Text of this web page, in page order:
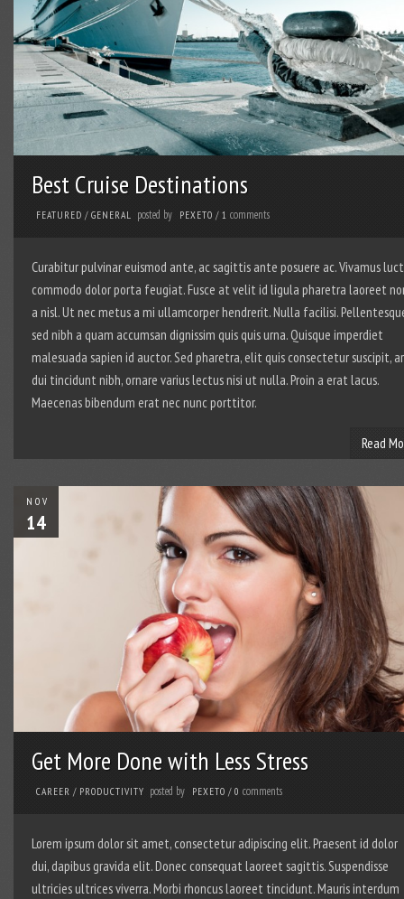
Best Cruise Destinations
FEATURED / GENERAL posted by PEXETO / 1 comments
Curabitur pulvinar euismod ante, ac sagittis ante posuere ac. Vivamus
commodo dolor porta feugiat. Fusce at velit id ligula pharetra laoreet
a nisl. Ut nec metus a mi ullamcorper hendrerit. Nulla facilisi.
sed nibh a quam accumsan dignissim quis quis urna. Quisque imperdiet
malesuada sapien id auctor. Sed pharetra, elit quis consectetur suscipit,
dui tincidunt nibh, ornare varius lectus nisi ut nulla. Proin a erat lacus.
Maecenas bibendum erat nec nunc porttitor.
Read
NOV
14
Get More Done with Less Stress
CAREER / PRODUCTIVITY posted by PEXETO / 0 comments
Lorem ipsum dolor sit amet, consectetur adipiscing elit. Praesent id dolor
dui, dapibus gravida elit. Donec consequat laoreet sagittis. Suspendisse
ultricies ultrices viverra. Morbi rhoncus laoreet tincidunt. Mauris interdum